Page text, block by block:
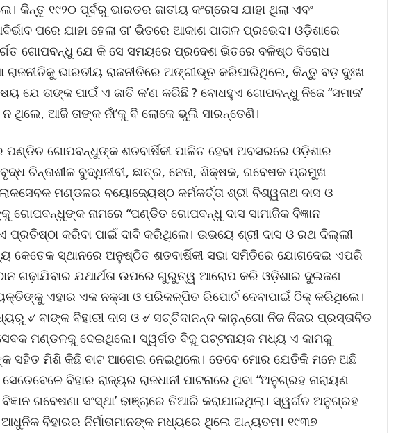
କିନ୍ତୁ ୧୯୨୦ ପୂର୍ବରୁ ଭାରତର ଜାତୀୟ କଂଗ୍ରେସ ଯାହା ଥିଲା ଏବଂ
ପରେ ଯାହା ହେଲା ତା’ ଭିତରେ ଆକାଶ ପାତାଳ ପ୍ରଭେଦ। ଓଡ଼ିଶାରେ
ଗୋପବନ୍ଧୁ ଯେ କି ସେ ସମୟରେ ପ୍ରଦେଶ ଭିତରେ ବଳିଷ୍ଠ ବିରୋଧ
ରାଜନୀତିକୁ ଭାରତୀୟ ରାଜନୀତିରେ ଅଙ୍ଗୀଭୂତ କରିପାରିଥିଲେ, କିନ୍ତୁ ବଡ଼ ଦୁଃଖ
ଯେ ତାଙ୍କ ପାଇଁ ଏ ଜାତି କ’ଣ କରିଛି ? ବୋଧହୁଏ ଗୋପବନ୍ଧୁ ନିଜେ “ସମାଜ’
ଥିଲେ, ଆଜି ତାଙ୍କ ନାଁ’କୁ ବି ଲୋକେ ଭୁଲି ସାରନ୍ତେଣି।
ପଣ୍ଡିତ ଗୋପବନ୍ଧୁଙ୍କ ଶତବାର୍ଷିକୀ ପାଳିତ ହେବା ଅବସରରେ ଓଡ଼ିଶାର
ଚିନ୍ତାଶୀଳ ବୁଦ୍ଧିଜୀବୀ, ଛାତ୍ର, ନେତା, ଶିକ୍ଷକ, ଗବେଷକ ପ୍ରମୁଖ
ମଣ୍ଡଳର ବୟୋଜ୍ୟେଷ୍ଠ କର୍ମକର୍ତ୍ତା ଶ୍ରୀ ବିଶ୍ୱନାଥ ଦାସ ଓ
ଗୋପବନ୍ଧୁଙ୍କ ନାମରେ “ପଣ୍ଡିତ ଗୋପବନ୍ଧୁ ଦାସ ସାମାଜିକ ବିଜ୍ଞାନ
ପ୍ରତିଷ୍ଠା କରିବା ପାଇଁ ଦାବି କରିଥିଲେ। ଉଭୟେ ଶ୍ରୀ ଦାସ ଓ ରଥ ଦିଲ୍ଲୀ
କେତେକ ସ୍ଥାନରେ ଅନୁଷ୍ଠିତ ଶତବାର୍ଷିକୀ ସଭା ସମିତିରେ ଯୋଗଦେଇ ଏପରି
ଗଢ଼ାଯିବାର ଯଥାର୍ଥତା ଉପରେ ଗୁରୁତ୍ୱ ଆରୋପ କରି ଓଡ଼ିଶାର ଦୁଇଜଣ
ଏହାର ଏକ ନକ୍ସା ଓ ପରିକଳ୍ପିତ ରିପୋର୍ଟ ଦେବାପାଇଁ ଠିକ୍ କରିଥିଲେ।
୰ ବାଙ୍କ ବିହାରୀ ଦାସ ଓ ୰ ସଚ୍ଚିଦାନନ୍ଦ କାନୁନ୍ଗୋ ନିଜ ନିଜର ପ୍ରସ୍ତାବିତ
ମଣ୍ଡଳକୁ ଦେଇଥିଲେ। ସ୍ୱର୍ଗତ ବିଜୁ ପଟ୍ଟନାୟକ ମଧ୍ୟ ଏ କାମକୁ
ସହିତ ମିଶି କିଛି ବାଟ ଆଗେଇ ନେଇଥିଲେ। ତେବେ ମୋର ଯେତିକି ମନେ ଅଛି
ବିହାର ରାଜ୍ୟର ରାଜଧାନୀ ପାଟନାରେ ଥିବା “ଅନୁଗ୍ରହ ନାରାୟଣ
ବିଜ୍ଞାନ ଗବେଷଣା ସଂସ୍ଥା’ ଢାଞ୍ଚାରେ ତିଆରି କରାଯାଇଥିଲା। ସ୍ୱର୍ଗତ ଅନୁଗ୍ରହ
ଆଧୁନିକ ବିହାରର ନିର୍ମାତାମାନଙ୍କ ମଧ୍ୟରେ ଥିଲେ ଅନ୍ୟତମ। ୧୯୩୭